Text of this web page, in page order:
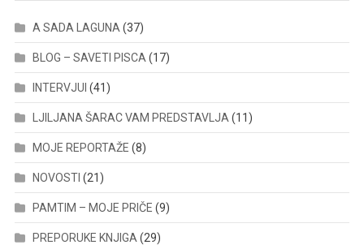
A SADA LAGUNA (37)
BLOG – SAVETI PISCA (17)
INTERVJUI (41)
LJILJANA ŠARAC VAM PREDSTAVLJA (11)
MOJE REPORTAŽE (8)
NOVOSTI (21)
PAMTIM – MOJE PRIČE (9)
PREPORUKE KNJIGA (29)